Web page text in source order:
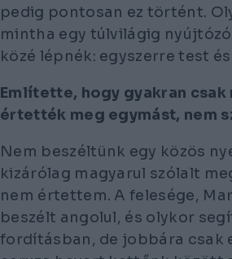
pedig pontosan ez történt.
mintha egy túlvilágig
közé lépnék: egyszerre test
Említette, hogy gyakran csak
értették meg egymást, nem
Nem beszéltünk egy közös
kizárólag magyarul szólalt
nem értettem. A felesége,
beszélt angolul, és olykor
fordításban, de jobbára csak